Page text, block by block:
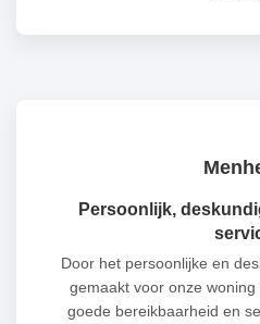
Persoonlijk,
Door het persoonlijke en
gemaakt voor onze
goede bereikbaarheid en